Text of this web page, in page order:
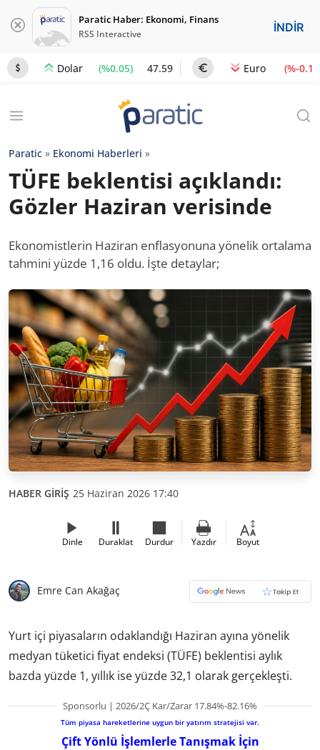
Paratic Haber: Ekonomi, Finans
RSS Interactive İNDİR
Dolar (%0.05) 47.59 Euro (%-0.1)
Paratic » Ekonomi Haberleri »
TÜFE beklentisi açıklandı:
Gözler Haziran verisinde
Ekonomistlerin Haziran enflasyonuna yönelik ortalama
tahmini yüzde 1,16 oldu. İşte detaylar;
HABER GİRİŞ 25 Haziran 2026 17:40
Dinle Duraklat Durdur Yazdır Boyut
Emre Can Akağaç
Yurt içi piyasaların odaklandığı Haziran ayına yönelik
medyan tüketici fiyat endeksi (TÜFE) beklentisi aylık
bazda yüzde 1, yıllık ise yüzde 32,1 olarak gerçekleşti.
Sponsorlu | 2026/2Ç Kar/Zarar 17.84%-82.16%
Tüm piyasa hareketlerine uygun bir yatırım stratejisi var.
Çift Yönlü İşlemlerle Tanışmak İçin